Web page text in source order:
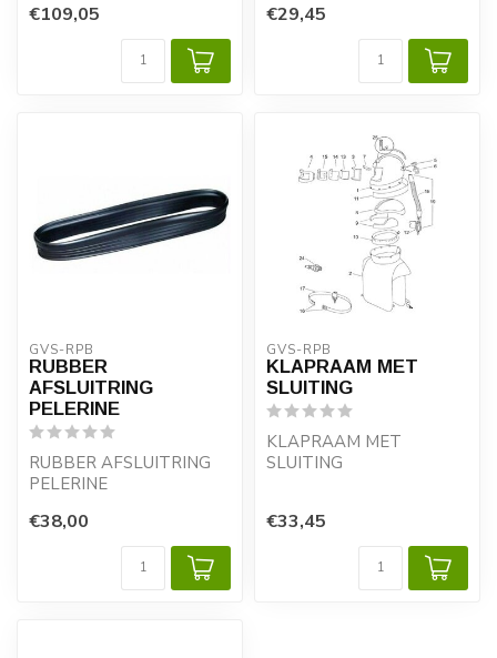
€109,05 €29,45
GVS-RPB
RUBBER
AFSLUITRING
PELERINE
RUBBER AFSLUITRING
PELERINE
€38,00
GVS-RPB
KLAPRAAM MET
SLUITING
KLAPRAAM MET
SLUITING
€33,45